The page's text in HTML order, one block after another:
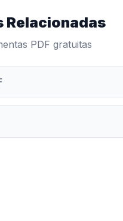
Relacionadas
PDF gratuitas